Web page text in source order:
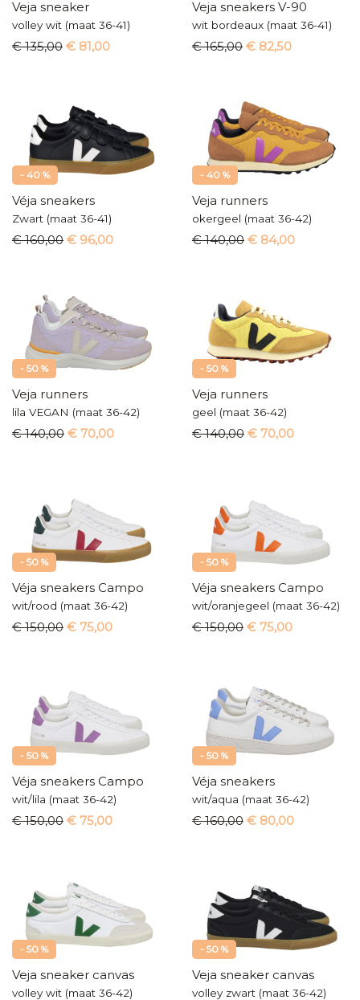
Veja sneaker
volley wit (maat 36-41)
€ 135,00 € 81,00
Veja sneakers V-90
wit bordeaux (maat 36-41)
€ 165,00 € 82,50
- 40 %
Véja sneakers
Zwart (maat 36-41)
€ 160,00 € 96,00
- 40 %
Veja runners
okergeel (maat 36-42)
€ 140,00 € 84,00
- 50 %
Veja runners
lila VEGAN (maat 36-42)
€ 140,00 € 70,00
- 50 %
Veja runners
geel (maat 36-42)
€ 140,00 € 70,00
- 50 %
Véja sneakers Campo
wit/rood (maat 36-42)
€ 150,00 € 75,00
- 50 %
Véja sneakers Campo
wit/oranjegeel (maat 36-42)
€ 150,00 € 75,00
- 50 %
Véja sneakers Campo
wit/lila (maat 36-42)
€ 150,00 € 75,00
- 50 %
Véja sneakers
wit/aqua (maat 36-42)
€ 160,00 € 80,00
- 50 %
Veja sneaker canvas
volley wit (maat 36-42)
- 50 %
Veja sneaker canvas
volley zwart (maat 36-42)